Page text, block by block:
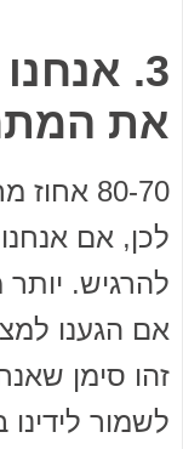
3.
את
80-70
לכן, אם
להרגיש.
אם הגענו
זהו סימן
לשמור